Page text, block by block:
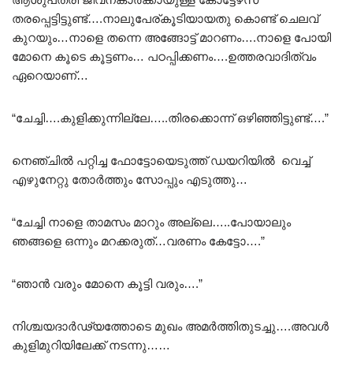
തരപ്പെട്ടിട്ടുണ്ട്….നാലുപേര്കൂടിയായതു കൊണ്ട് ചെലവ്
കുറയും…നാളെ തന്നെ അങ്ങോട്ട് മാറണം….നാളെ പോയി
മോനെ കൂടെ കൂട്ടണം… പഠപ്പിക്കണം….ഉത്തരവാദിത്വം
ഏറെയാണ്…
“ചേച്ചി….കുളിക്കുന്നില്ലേ…..തിരക്കൊന്ന് ഒഴിഞ്ഞിട്ടുണ്ട്….”
നെഞ്ചിൽ പറ്റിച്ച ഫോട്ടോയെടുത്ത് ഡയറിയിൽ വെച്ച്
എഴുനേറ്റു തോർത്തും സോപ്പും എടുത്തു…
“ചേച്ചി നാളെ താമസം മാറും അല്ലെ…..പോയാലും
ഞങ്ങളെ ഒന്നും മറക്കരുത്…വരണം കേട്ടോ….”
“ഞാൻ വരും മോനെ കൂട്ടി വരും….”
നിശ്ചയദാർഢ്യത്തോടെ മുഖം അമർത്തിതുടച്ചു….അവൾ
കുളിമുറിയിലേക്ക് നടന്നു……